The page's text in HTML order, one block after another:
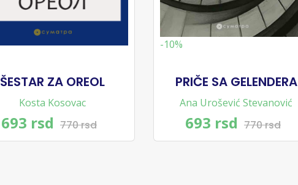
ŠESTAR ZA OREOL
Kosta Kosovac
693 rsd 770 rsd
-10%
PRIČE SA GELENDERA
Ana Urošević Stevanović
693 rsd 770 rsd